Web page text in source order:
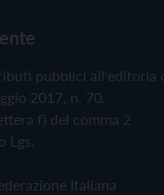
pubblici all'editoria
2017, n. 70.
f) del comma 2
Lgs.
Italiana